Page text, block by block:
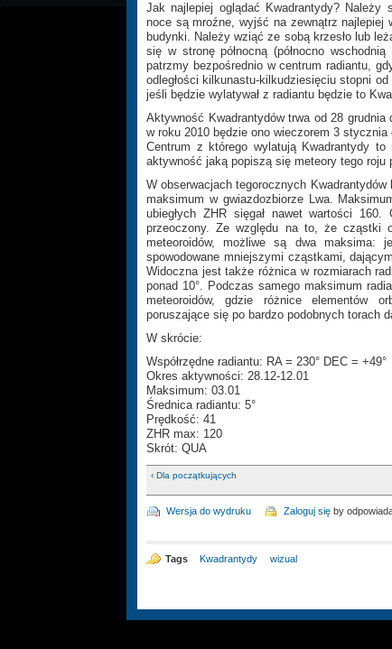
Jak najlepiej oglądać Kwadrantydy? Należy
noce są mroźne, wyjść na zewnątrz najlepiej
budynki. Należy wziąć ze sobą krzesło lub
się w stronę północną (północno
patrzmy bezpośrednio w centrum radiantu,
odległości kilkunastu-kilkudziesięciu stopni
jeśli będzie wylatywał z radiantu będzie to
Aktywność Kwadrantydów trwa od 28
w roku 2010 będzie ono wieczorem 3
Centrum z którego wylatują Kwadrantydy
aktywność jaką popiszą się meteory tego roju
W obserwacjach tegorocznych
maksimum w gwiazdozbiorze Lwa.
ubiegłych ZHR sięgał nawet wartości
przeoczony. Ze względu na to, że cząstki
meteoroidów, możliwe są dwa maksima:
spowodowane mniejszymi cząstkami,
Widoczna jest także różnica w rozmiarach
ponad 10°. Podczas samego maksimum
meteoroidów, gdzie różnice elementów
poruszające się po bardzo podobnych torach
W skrócie:
Współrzędne radiantu: RA = 230° DEC = +49°
Okres aktywności: 28.12-12.01
Maksimum: 03.01
Średnica radiantu: 5°
Prędkość: 41
ZHR max: 120
Skrót: QUA
‹ Dla początkujących
Wersja do wydruku Zaloguj się by
Tags Kwadrantydy wizual